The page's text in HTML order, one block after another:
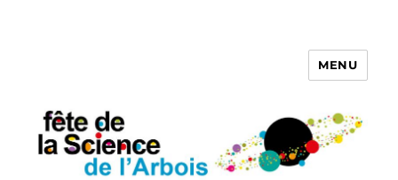
Fete de la Science de l'Arbois
MENU